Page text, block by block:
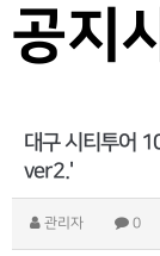
공지
대구 시티투어
ver2.'
관리자 0